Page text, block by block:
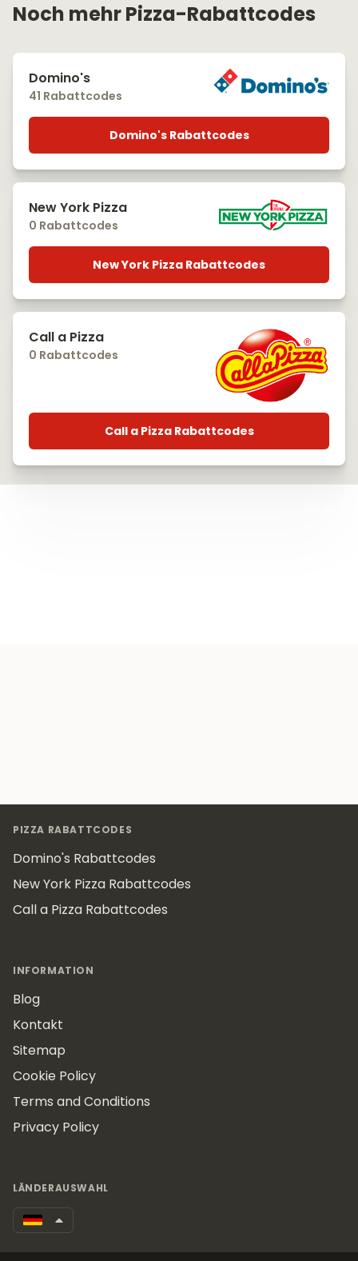
Noch mehr Pizza-Rabattcodes
Domino's
41 Rabattcodes
Domino's Rabattcodes
New York Pizza
0 Rabattcodes
New York Pizza Rabattcodes
Call a Pizza
0 Rabattcodes
Call a Pizza Rabattcodes
PIZZA RABATTCODES
Domino's Rabattcodes
New York Pizza Rabattcodes
Call a Pizza Rabattcodes
INFORMATION
Blog
Kontakt
Sitemap
Cookie Policy
Terms and Conditions
Privacy Policy
LÄNDERAUSWAHL